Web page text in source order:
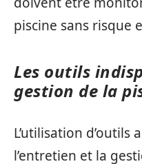
piscine sans risque
Les outils
gestion de la
L’utilisation
l’entretien et la